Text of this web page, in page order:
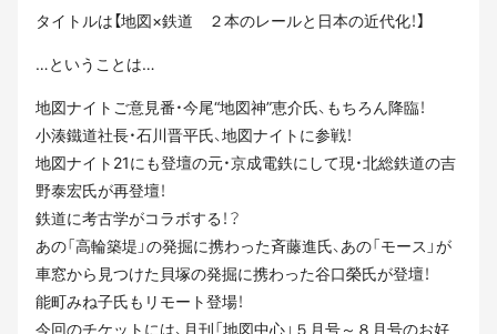
タイトルは【地図×鉄道 ２本のレールと日本の近代化！】
…ということは…
地図ナイトご意見番・今尾“地図神”恵介氏、もちろん降臨！
小湊鐵道社長・石川晋平氏、地図ナイトに参戦！
地図ナイト21にも登壇の元・京成電鉄にして現・北総鉄道の吉
野泰宏氏が再登壇！
鉄道に考古学がコラボする！？
あの「高輪築堤」の発掘に携わった斉藤進氏、あの「モース」が
車窓から見つけた貝塚の発掘に携わった谷口榮氏が登壇！
能町みね子氏もリモート登場！
今回のチケットには、月刊「地図中心」５月号～８月号のお好